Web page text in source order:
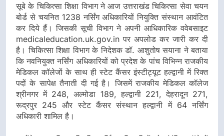
सूबे के चिकित्सा शिक्षा विभाग ने आज उत्तराखंड चिकित्सा सेवा चयन
बोर्ड से चयनित 1238 नर्सिंग अधिकारियों नियुक्ति संस्थान आवंटित
कर दिये हैं। जिसकी सूची विभाग ने अपनी आधिकारिक ववेबसाइट
medicaleducation.uk.gov.in पर अपलोड कर जारी कर दी
है। चिकित्सा शिक्षा विभाग के निदेशक डॉ. आशुतोष सयाना ने बताया
कि नवनियुक्त नर्सिंग अधिकारियों को प्रदेश के पांच विभिन्न राजकीय
मेडिकल कॉलेजों के साथ ही स्टेट कैंसर इंस्टीट्यूट हल्द्वानी में रिक्त
पदों के सापेक्ष तैनाती दी गई है। जिसमें राजकीय मेडिकल कॉलेज
श्रीनगर में 248, अल्मोडा 189, हल्द्वानी 221, देहरादून 271,
रूद्रपुर 245 और स्टेट कैंसर संस्थान हल्द्वानी में 64 नर्सिंग
अधिकारी शामिल है।